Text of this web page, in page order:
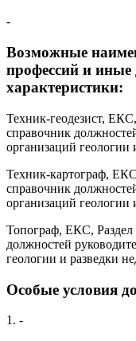
-
Возможные
профессий и
характеристики:
Техник-геодезист,
справочник
организаций геологии
Техник-картограф,
справочник
организаций геологии
Топограф, ЕКС,
должностей
геологии и разведки
Особые условия
1. -